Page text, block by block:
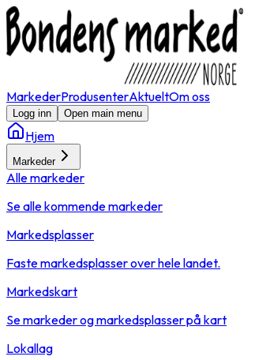
MarkederProdusenterAktueltOm oss
Logg inn Open main menu
Hjem
Markeder
Alle markeder
Se alle kommende markeder
Markedsplasser
Faste markedsplasser over hele landet.
Markedskart
Se markeder og markedsplasser på kart
Lokallag